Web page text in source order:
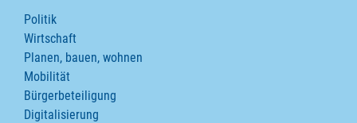
Politik
Wirtschaft
Planen, bauen, wohnen
Mobilität
Bürgerbeteiligung
Digitalisierung